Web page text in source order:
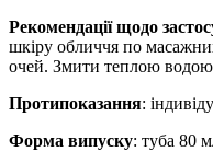
Рекомендації щодо
шкіру обличчя по
очей. Змити теплою
Протипоказання:
Форма випуску: туба 80